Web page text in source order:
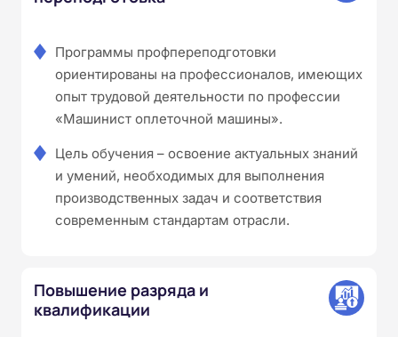
Программы профпереподготовки
ориентированы на профессионалов, имеющих
опыт трудовой деятельности по профессии
«Машинист оплеточной машины».
Цель обучения – освоение актуальных знаний
и умений, необходимых для выполнения
производственных задач и соответствия
современным стандартам отрасли.
Повышение разряда и
квалификации